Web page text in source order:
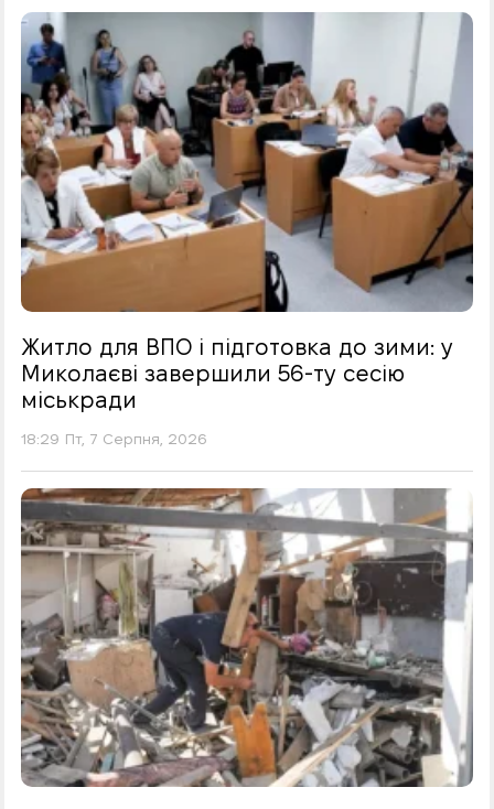
Житло для ВПО і підготовка до зими: у
Миколаєві завершили 56-ту сесію
міськради
18:29 Пт, 7 Серпня, 2026